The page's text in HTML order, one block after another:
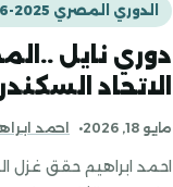
الدوري المصري 2025-2026
دوري نايل
الاتحاد
مايو 18, 2026 احمد
احمد ابراهيم حقق غزل